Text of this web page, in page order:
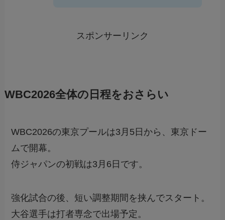
スポンサーリンク
WBC2026全体の日程をおさらい
WBC2026の東京プールは3月5日から、東京ドー
ムで開幕。
侍ジャパンの初戦は3月6日です。
強化試合の後、短い調整期間を挟んでスタート。
大谷選手は打者専念で出場予定。